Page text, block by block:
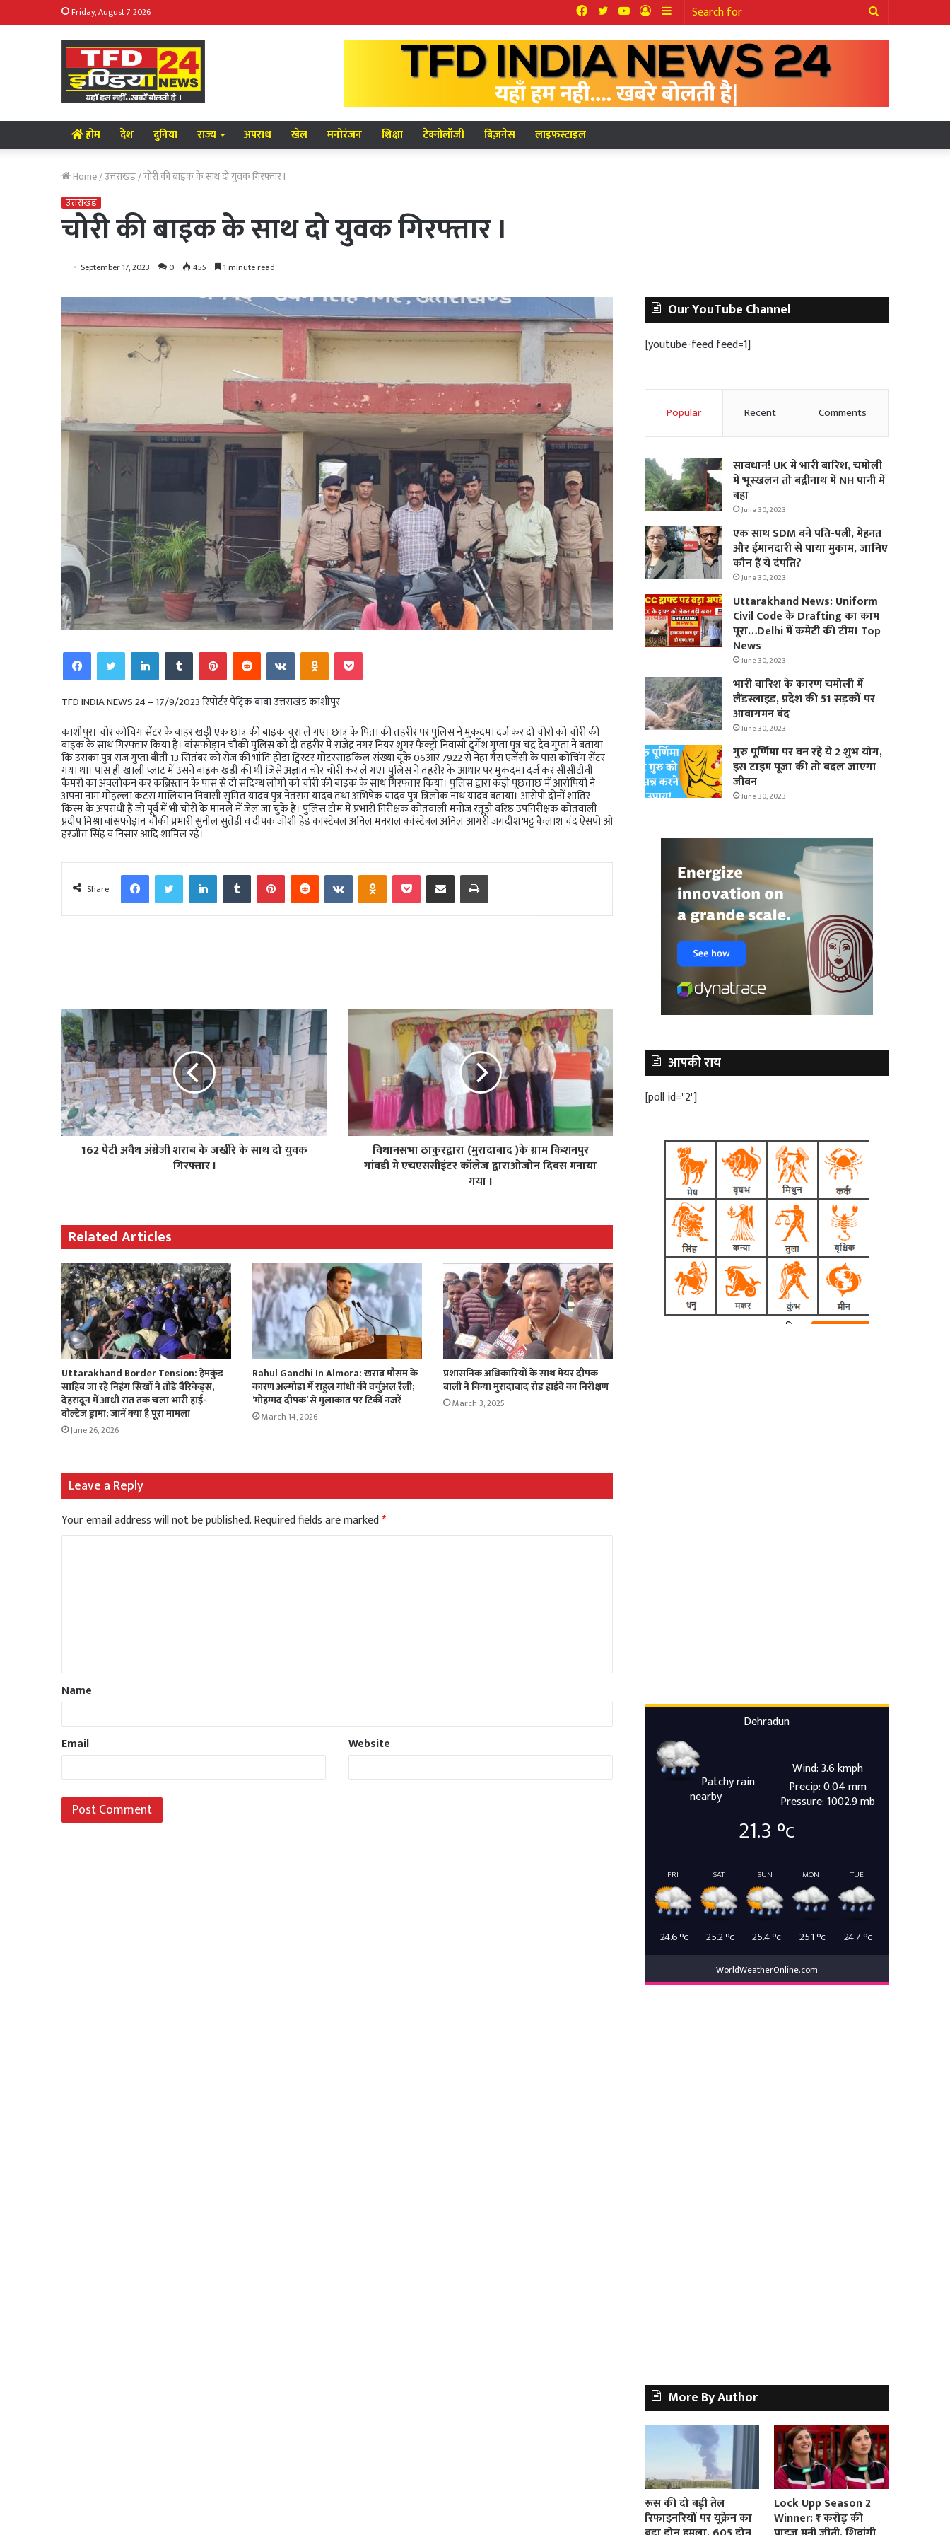
Friday, August 7 2026
Search
for
Sidebar
Log
In
YouTube
Twitter
Facebook
होम देश दुनिया राज्य अपराध खेल मनोरंजन शिक्षा टेक्नोलॉजी बिज़नेस लाइफस्टाइल
Home/उत्तराखंड/चोरी की बाइक के साथ दो युवक गिरफ्तार I
उत्तराखंड
चोरी की बाइक के साथ दो युवक गिरफ्तार I
September 17, 2023 0 455 1 minute read
FacebookTwitterLinkedInTumblrPinterestRedditVKontakteOdnoklassniki
Pocket
TFD INDIA NEWS 24 – 17/9/2023 रिपोर्टर पैट्रिक बाबा उत्तराखंड काशीपुर
काशीपुर। चोर कोचिंग सेंटर के बाहर खड़ी एक छात्र की बाइक चुरा ले गए। छात्र के पिता की तहरीर पर पुलिस ने मुकदमा दर्ज कर दो चोरों को चोरी की
बाइक के साथ गिरफ्तार किया है। बांसफोड़ान चौकी पुलिस को दी तहरीर में राजेंद्र नगर नियर शुगर फैक्ट्री निवासी दुर्गेश गुप्ता पुत्र चंद्र देव गुप्ता ने बताया
कि उसका पुत्र राज गुप्ता बीती 13 सितंबर को रोज की भांति होंडा ट्विस्टर मोटरसाइकिल संख्या यूके 06आर 7922 से नेहा गैस एजेंसी के पास कोचिंग सेंटर
गया था। पास ही खाली प्लाट में उसने बाइक खड़ी की थी जिसे अज्ञात चोर चोरी कर ले गए। पुलिस ने तहरीर के आधार पर मुकदमा दर्ज कर सीसीटीवी
कैमरों का अवलोकन कर कब्रिस्तान के पास से दो संदिग्ध लोगों को चोरी की बाइक के साथ गिरफ्तार किया। पुलिस द्वारा कड़ी पूछताछ में आरोपियों ने
अपना नाम मोहल्ला कटरा मालियान निवासी सुमित यादव पुत्र नेतराम यादव तथा अभिषेक यादव पुत्र त्रिलोक नाथ यादव बताया। आरोपी दोनों शातिर
किस्म के अपराधी हैं जो पूर्व में भी चोरी के मामले में जेल जा चुके हैं। पुलिस टीम में प्रभारी निरीक्षक कोतवाली मनोज रतूड़ी वरिष्ठ उपनिरीक्षक कोतवाली
प्रदीप मिश्रा बांसफोड़ान चौकी प्रभारी सुनील सुतेडी व दीपक जोशी हेड कांस्टेबल अनिल मनराल कांस्टेबल अनिल आगरी जगदीश भट्ट कैलाश चंद ऐसपो ओ
हरजीत सिंह व निसार आदि शामिल रहे।
Share
FacebookTwitterLinkedInTumblrPinterestRedditVKontakteOdnoklassniki
PocketShare via Email Print
162 पेटी अवैध अंग्रेजी शराब के जखीरे के साथ दो युवक
गिरफ्तार I
विधानसभा ठाकुरद्वारा (मुरादाबाद )के ग्राम किशनपुर
गांवडी मे एचएससीइंटर कॉलेज द्वाराओजोन दिवस मनाया
गया I
Related Articles
Uttarakhand Border Tension: हेमकुंड
साहिब जा रहे निहंग सिखों ने तोड़े बैरिकेड्स,
देहरादून में आधी रात तक चला भारी हाई-
वोल्टेज ड्रामा; जानें क्या है पूरा मामला
June 26, 2026
Rahul Gandhi In Almora: खराब मौसम के
कारण अल्मोड़ा में राहुल गांधी की वर्चुअल रैली;
‘मोहम्मद दीपक’ से मुलाकात पर टिकीं नजरें
March 14, 2026
प्रशासनिक अधिकारियों के साथ मेयर दीपक
बाली ने किया मुरादाबाद रोड हाईवे का निरीक्षण
March 3, 2025
Leave a Reply
Your email address will not be published.Required fields are marked*
Name
Email Website
Our YouTube Channel
[youtube-feed feed=1]
Popular Recent Comments
सावधान! UK में भारी बारिश, चमोली
में भूस्‍खलन तो बद्रीनाथ में NH पानी में
बहा
June 30, 2023
एक साथ SDM बने पति-पत्नी, मेहनत
और ईमानदारी से पाया मुकाम, जानिए
कौन हैं ये दंपति?
June 30, 2023
Uttarakhand News: Uniform
Civil Code के Drafting का काम
पूरा…Delhi में कमेटी की टीम। Top
News
June 30, 2023
भारी बारिश के कारण चमोली में
लैंडस्लाइड, प्रदेश की 51 सड़कों पर
आवागमन बंद
June 30, 2023
गुरु पूर्णिमा पर बन रहे ये 2 शुभ योग,
इस टाइम पूजा की तो बदल जाएगा
जीवन
June 30, 2023
आपकी राय
[poll id="2"]
Dehradun
Patchy rain
nearby
Wind: 3.6 kmph
Precip: 0.04 mm
Pressure: 1002.9 mb
21.3°c
FRI
24.6°c
SAT
25.2°c
SUN
25.4°c
MON
25.1 °c
TUE
24.7 °c
WorldWeatherOnline.com
More By Author
रूस की दो बड़ी तेल
रिफाइनरियों पर यूक्रेन का
Lock Upp Season 2
Winner: ₹1 करोड़ की